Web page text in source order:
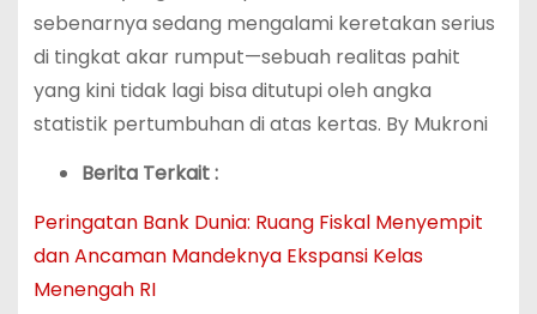
sebenarnya sedang mengalami keretakan serius
di tingkat akar rumput—sebuah realitas pahit
yang kini tidak lagi bisa ditutupi oleh angka
statistik pertumbuhan di atas kertas. By Mukroni
Berita Terkait :
Peringatan Bank Dunia: Ruang Fiskal Menyempit
dan Ancaman Mandeknya Ekspansi Kelas
Menengah RI